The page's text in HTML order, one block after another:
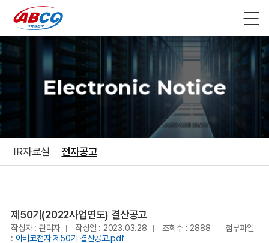
Electronic Notice
IR자료실 전자공고
제50기(2022사업연도) 결산공고
작성자 : 관리자 작성일 : 2023.03.28 조회수 : 2888
첨부파일
: 아비코전자 제50기 결산공고.pdf